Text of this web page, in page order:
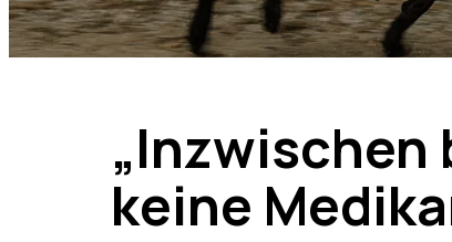
keine